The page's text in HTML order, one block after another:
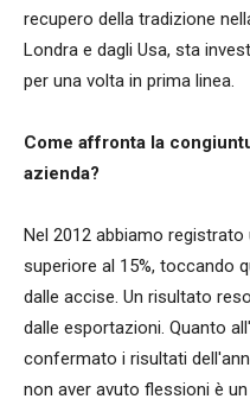
recupero della tradizione
Londra e dagli Usa, sta
per una volta in prima linea.
Come affronta la
azienda?
Nel 2012 abbiamo
superiore al 15%, toccando
dalle accise. Un risultato
dalle esportazioni. Quanto
confermato i risultati
non aver avuto flessioni è